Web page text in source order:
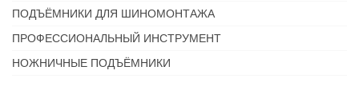
ПОДЪЁМНИКИ ДЛЯ ШИНОМОНТАЖА
ПРОФЕССИОНАЛЬНЫЙ ИНСТРУМЕНТ
НОЖНИЧНЫЕ ПОДЪЁМНИКИ